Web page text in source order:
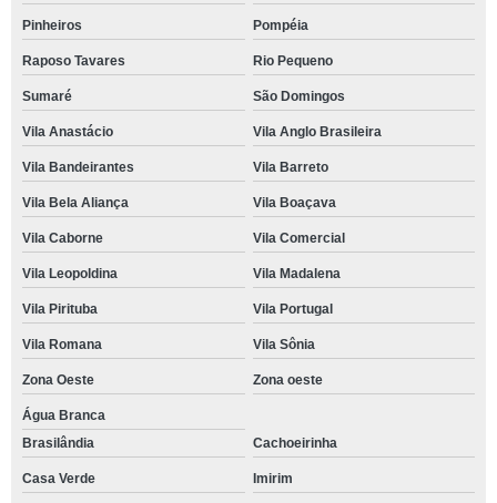
Pinheiros Pompéia
Raposo Tavares Rio Pequeno
Sumaré São Domingos
Vila Anastácio Vila Anglo Brasileira
Vila Bandeirantes Vila Barreto
Vila Bela Aliança Vila Boaçava
Vila Caborne Vila Comercial
Vila Leopoldina Vila Madalena
Vila Pirituba Vila Portugal
Vila Romana Vila Sônia
Zona Oeste Zona oeste
Água Branca
Brasilândia
Cachoeirinha
Casa Verde Imirim